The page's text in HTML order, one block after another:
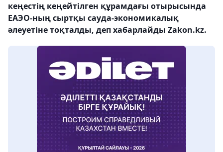
кеңестің кеңейтілген құрамдағы отырысында
ЕАЭО-ның сыртқы сауда-экономикалық
әлеуетіне тоқталды, деп хабарлайды Zakon.kz.